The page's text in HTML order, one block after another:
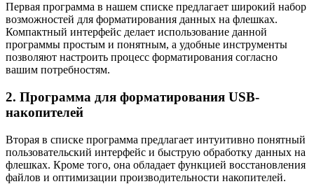
Первая программа в нашем списке предлагает широкий набор
возможностей для форматирования данных на флешках.
Компактный интерфейс делает использование данной
программы простым и понятным, а удобные инструменты
позволяют настроить процесс форматирования согласно
вашим потребностям.
2. Программа для форматирования USB-
накопителей
Вторая в списке программа предлагает интуитивно понятный
пользовательский интерфейс и быструю обработку данных на
флешках. Кроме того, она обладает функцией восстановления
файлов и оптимизации производительности накопителей.